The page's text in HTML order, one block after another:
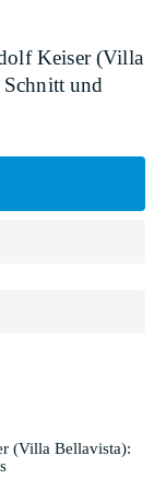
Keiser (Villa
Schnitt und
(Villa Bellavista):